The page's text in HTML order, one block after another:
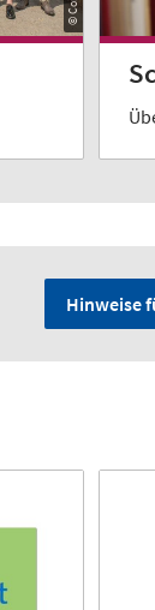
Hinweise